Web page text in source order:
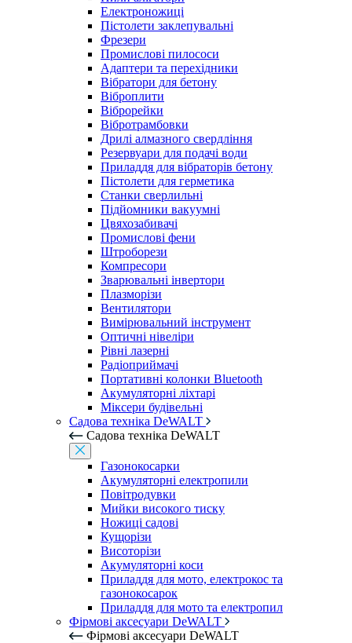
Електроножиці
Пістолети заклепувальні
Фрезери
Промислові пилососи
Адаптери та перехідники
Вібратори для бетону
Віброплити
Віброрейки
Вібротрамбовки
Дрилі алмазного свердління
Резервуари для подачі води
Приладдя для вібраторів бетону
Пістолети для герметика
Станки сверлильні
Підйомники вакуумні
Цвяхозабивачі
Промислові фени
Штроборези
Компресори
Зварювальні інвертори
Плазморізи
Вентилятори
Вимірювальний інструмент
Оптичні нівеліри
Рівні лазерні
Радіоприймачі
Портативні колонки Bluetooth
Акумуляторні ліхтарі
Міксери будівельні
Садова техніка DeWALT
Садова техніка DeWALT
Газонокосарки
Акумуляторні електропили
Повітродувки
Мийки високого тиску
Ножиці садові
Кущорізи
Висоторізи
Акумуляторні коси
Приладдя для мото, електрокос та
газонокосарок
Приладдя для мото та електропил
Фірмові аксесуари DeWALT
Фірмові аксесуари DeWALT